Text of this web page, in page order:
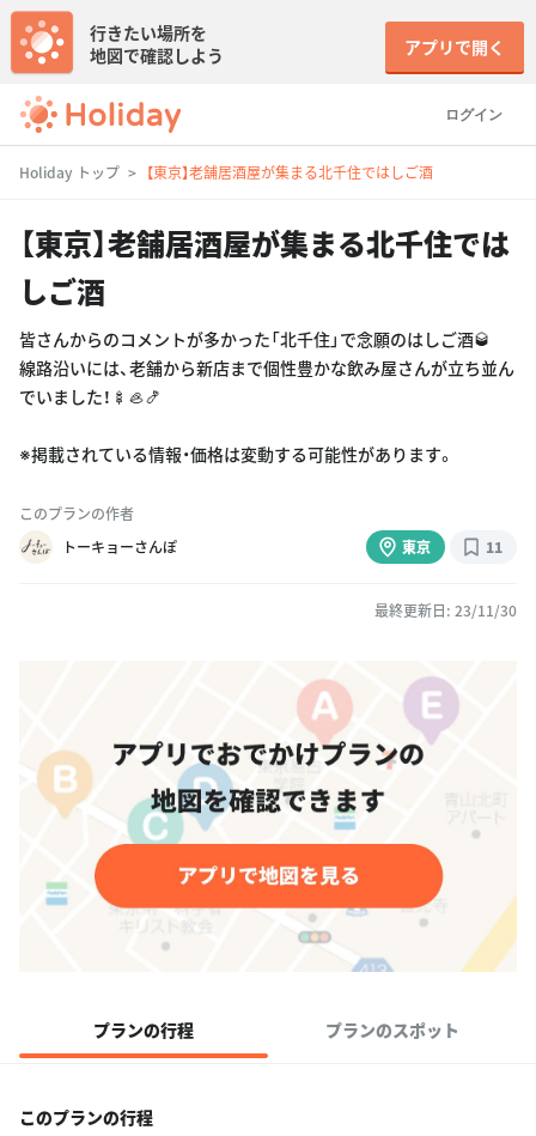
ログイン
行きたい場所を
地図で確認しよう
アプリで開く
Holiday トップ 【東京】老舗居酒屋が集まる北千住ではしご酒
【東京】老舗居酒屋が集まる北千住では
しご酒
皆さんからのコメントが多かった「北千住」で念願のはしご酒🥃
線路沿いには、老舗から新店まで個性豊かな飲み屋さんが立ち並ん
でいました！🍢🦪🍤
※掲載されている情報・価格は変動する可能性があります。
このプランの作者
トーキョーさんぽ
東京 11
最終更新日: 23/11/30
プランの行程 プランのスポット
このプランの行程